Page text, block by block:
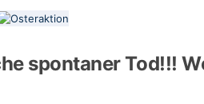
spontaner Tod!!!